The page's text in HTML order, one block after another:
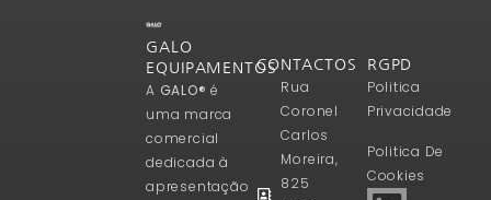
GALO
EQUIPAMENTOS
A GALO® é
uma marca
comercial
dedicada à
apresentação
CONTACTOS
Rua
Coronel
Carlos
Moreira,
825
RGPD
Politica
Privacidade
Politica De
Cookies